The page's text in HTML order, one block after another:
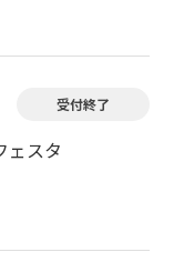
ェスタ
受付終了